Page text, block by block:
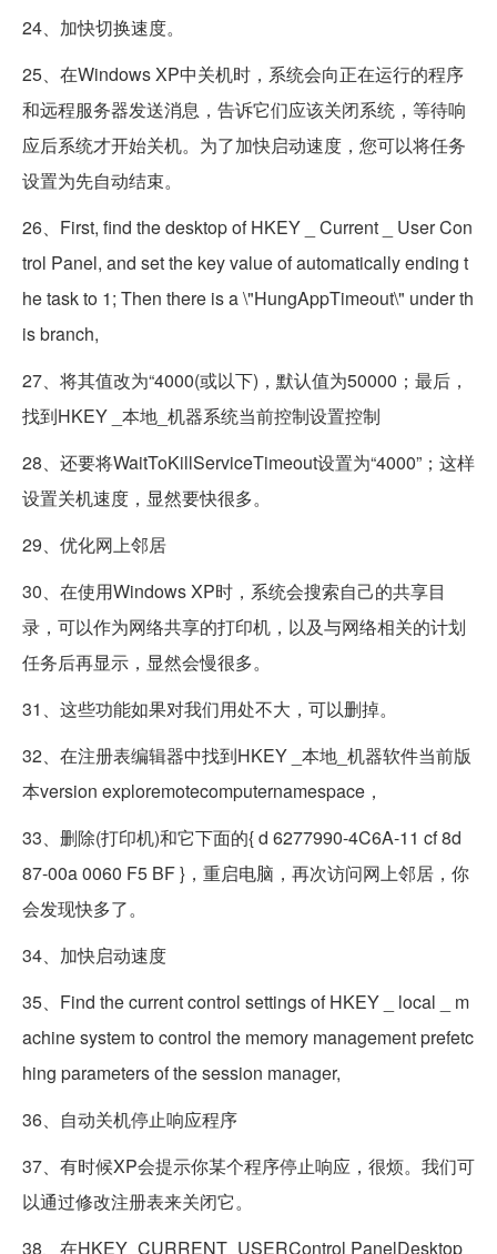
24、加快切换速度。
25、在Windows XP中关机时，系统会向正在运行的程序
和远程服务器发送消息，告诉它们应该关闭系统，等待响
应后系统才开始关机。为了加快启动速度，您可以将任务
设置为先自动结束。
26、First, find the desktop of HKEY _ Current _ User Con
trol Panel, and set the key value of automatically ending t
he task to 1; Then there is a \"HungAppTimeout\" under th
is branch,
27、将其值改为“4000(或以下)，默认值为50000；最后，
找到HKEY _本地_机器系统当前控制设置控制
28、还要将WaitToKillServiceTimeout设置为“4000”；这样
设置关机速度，显然要快很多。
29、优化网上邻居
30、在使用Windows XP时，系统会搜索自己的共享目
录，可以作为网络共享的打印机，以及与网络相关的计划
任务后再显示，显然会慢很多。
31、这些功能如果对我们用处不大，可以删掉。
32、在注册表编辑器中找到HKEY _本地_机器软件当前版
本version exploremotecomputernamespace，
33、删除(打印机)和它下面的{ d 6277990-4C6A-11 cf 8d
87-00a 0060 F5 BF }，重启电脑，再次访问网上邻居，你
会发现快多了。
34、加快启动速度
35、Find the current control settings of HKEY _ local _ m
achine system to control the memory management prefetc
hing parameters of the session manager,
36、自动关机停止响应程序
37、有时候XP会提示你某个程序停止响应，很烦。我们可
以通过修改注册表来关闭它。
38、在HKEY_CURRENT_USERControl PanelDesktop